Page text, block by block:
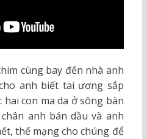
cùng bay đến nhà anh
anh biết tai ương sắp
con ma da ở sông bàn
anh bán dầu và anh
thế mạng cho chúng để